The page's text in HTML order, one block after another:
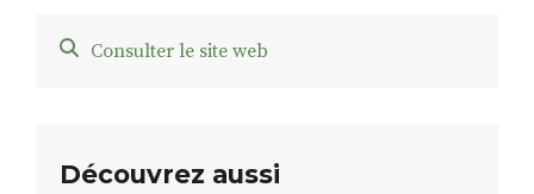
Consulter le site web
Découvrez aussi